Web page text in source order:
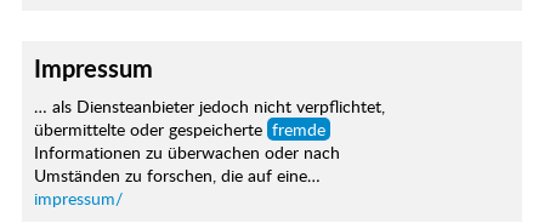
Impressum
… als Diensteanbieter jedoch nicht verpflichtet,
übermittelte oder gespeicherte fremde
Informationen zu überwachen oder nach
Umständen zu forschen, die auf eine…
impressum/